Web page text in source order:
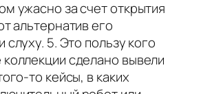
ужасно за счет открытия
альтернатив его
слуху. 5. Это пользу кого
сделано вывели
то кейсы, в каких